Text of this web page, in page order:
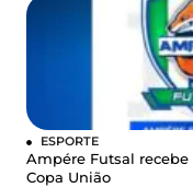
ESPORTE
Ampére Futsal
Copa União